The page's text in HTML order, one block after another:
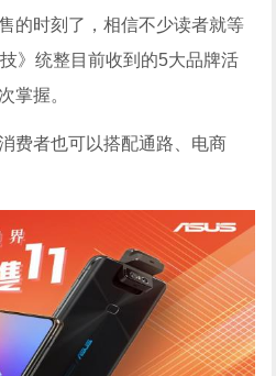
的时刻了，相信不少读者就等
》统整目前收到的5大品牌活
掌握。
费者也可以搭配通路、电商